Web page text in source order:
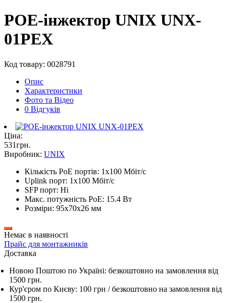
POE-інжектор UNIX UNX-
01PEX
Код товару: 0028791
Опис
Характеристики
Фото та Відео
0 Відгуків
Ціна:
531грн.
Виробник: UNIX
Кількість PoE портів: 1х100 Мбіт/c
Uplink порт: 1x100 Мбіт/с
SFP порт: Ні
Макс. потужність PoE: 15.4 Вт
Розміри: 95x70x26 мм
Немає в наявності
Прайс для монтажників
Доставка
Новою Поштою по Україні: безкоштовно на замовлення від
1500 грн.
Кур'єром по Києву: 100 грн /безкоштовно на замовлення від
1500 грн.